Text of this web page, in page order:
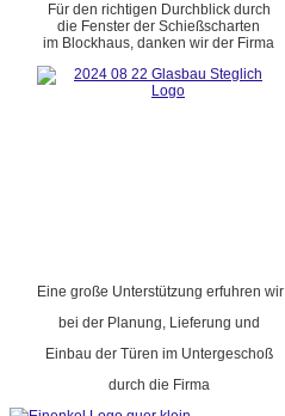
Für den richtigen Durchblick durch
die Fenster der Schießscharten
im Blockhaus, danken wir der Firma
Eine große Unterstützung erfuhren wir
bei der Planung, Lieferung und
Einbau der Türen im Untergeschoß
durch die Firma